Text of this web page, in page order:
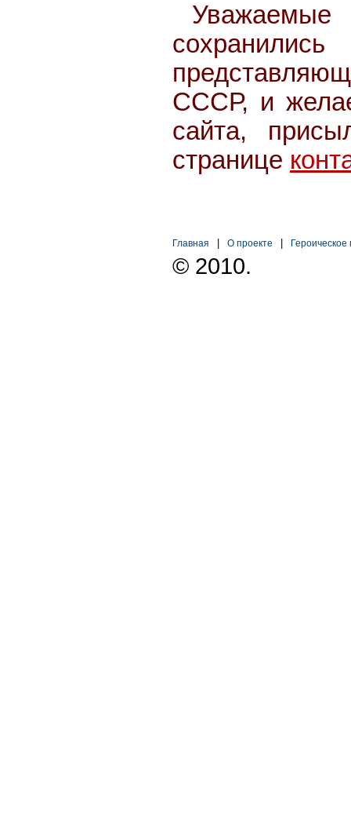
СССР, и
сайта,
странице
Главная О проекте
© 2010.